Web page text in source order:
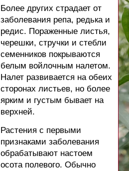
Более других страдает от
заболевания репа, редька и
редис. Пораженные листья,
черешки, стручки и стебли
семенников покрываются
белым войлочным налетом.
Налет развивается на обеих
сторонах листьев, но более
ярким и густым бывает на
верхней.
Растения с первыми
признаками заболевания
обрабатывают настоем
осота полевого. Обычно